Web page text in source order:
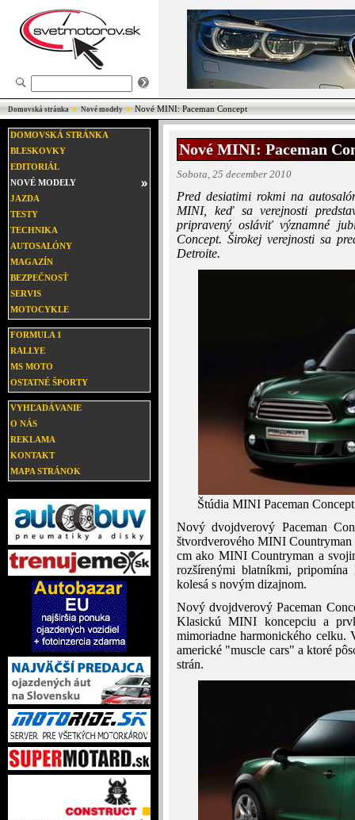
Domovská stránka Nové modely Nové MINI: Paceman Concept
DOMOVSKÁ STRÁNKA
BLESKOVKY
EDITORIÁL
NOVÉ MODELY
JAZDA
TESTY
TECHNIKA
AUTOSALÓNY
MAGAZÍN
BEZPEČNOSŤ
SERVIS
MOTOCYKLE
FORMULA 1
RALLYE
MS MOTO
OSTATNÉ ŠPORTY
VYHĽADÁVANIE
O NÁS
REKLAMA
KONTAKT
MAPA STRÁNOK
Nové MINI: Paceman
Sobota, 25 december 2010
Pred desiatimi rokmi na
MINI, keď sa verejnosti
pripravený osláviť významné
Concept. Širokej verejnosti sa
Detroite.
Štúdia MINI Paceman
Nový dvojdverový Paceman
štvordverového MINI
cm ako MINI Countryman a
rozšírenými blatníkmi,
kolesá s novým dizajnom.
Nový dvojdverový Paceman
Klasickú MINI koncepciu a
mimoriadne harmonického
americké "muscle cars" a ktoré
strán.